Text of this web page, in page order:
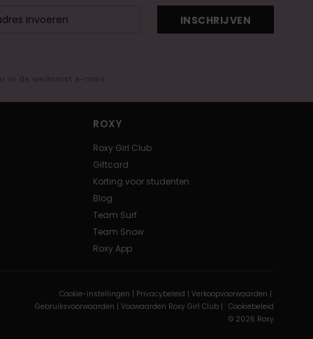
INSCHRIJVEN
in de welkomst e-mail
ROXY
Roxy Girl Club
Giftcard
Korting voor studenten
Blog
Team Surf
Team Snow
Roxy App
Cookie-instellingen | Privacybeleid | Verkoopvoorwaarden |
Gebruiksvoorwaarden | Voowaarden Roxy Girl Club | Cookiebeleid
© 2026 Roxy